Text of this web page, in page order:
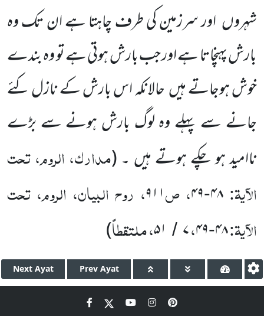
شہروں اور سرزمین کی طرف چاہتا ہے ان تک وہ
بارش پہنچاتا ہے اور جب بارش ہوتی ہے تو وہ بندے
خوش ہوجاتے ہیں حالانکہ اس بارش کے نازل کئے
جانے سے پہلے وہ لوگ بارش ہونے سے بڑے
ناامید ہو چکے ہوتے ہیں ۔ (مدارک، الروم، تحت
الآیۃ: ۴۸-۴۹، ص۹۱۱، روح البیان، الروم، تحت
الآیۃ:۴۸-۴۹،۷ / ۵۱، ملتقطاً)
Next Ayat Prev Ayat